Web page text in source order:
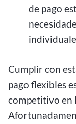
de pago
Cumplir con
pago flexibles
competitivo en